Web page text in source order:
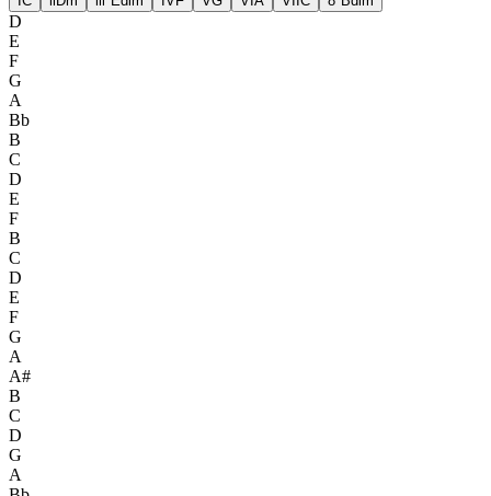
D
E
F
G
A
Bb
B
C
D
E
F
B
C
D
E
F
G
A
A#
B
C
D
G
A